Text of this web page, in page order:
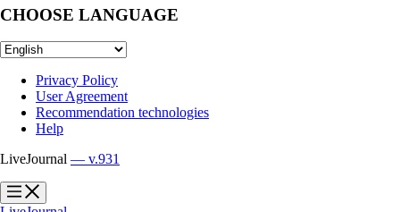
CHOOSE LANGUAGE
Privacy Policy
User Agreement
Recommendation technologies
Help
LiveJournal — v.931
?
?